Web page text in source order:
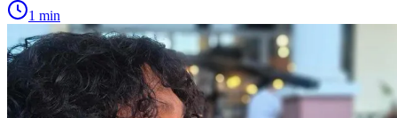
1 min